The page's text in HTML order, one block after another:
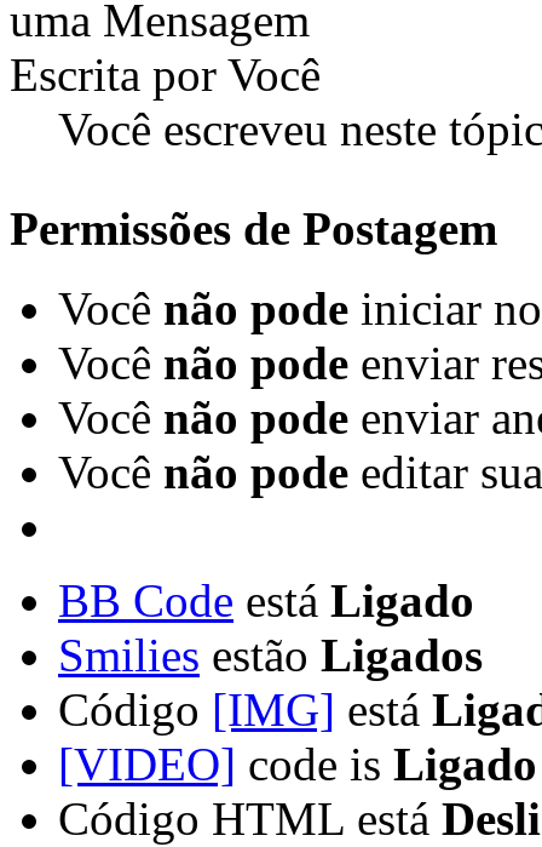
Você escreveu neste
Permissões de Postagem
Você não pode iniciar
Você não pode enviar
Você não pode enviar
Você não pode editar
BB Code está Ligado
Smilies estão Ligados
Código [IMG] está
[VIDEO] code is Ligado
Código HTML está